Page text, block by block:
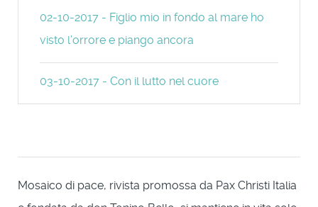
02-10-2017 - Figlio mio in fondo al mare ho
visto l’orrore e piango ancora
03-10-2017 - Con il lutto nel cuore
Mosaico di pace, rivista promossa da Pax Christi Italia